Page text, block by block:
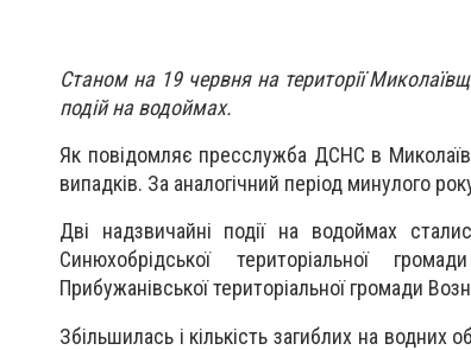
Станом на 19 червня на території
подій на водоймах.
Як повідомляє пресслужба ДСНС в
випадків. За аналогічний період минулого
Дві надзвичайні події на водоймах
Синюхобрідської територіальної
Прибужанівської територіальної громади
Збільшилась і кількість загиблих на водних